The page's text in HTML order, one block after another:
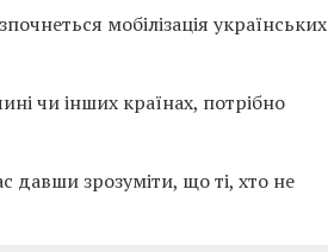
мобілізація українських
чи інших країнах, потрібно
зрозуміти, що ті, хто не